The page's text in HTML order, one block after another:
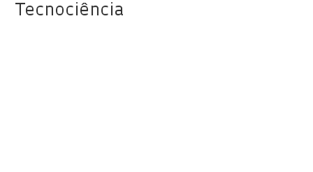
Tecnociência